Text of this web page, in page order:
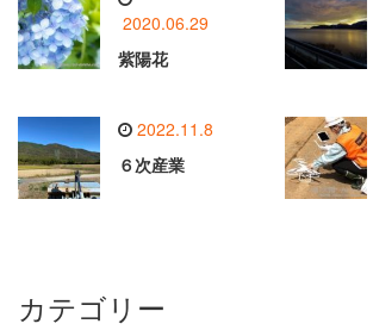
2020.06.29
紫陽花
2022.11.8
６次産業
カテゴリー